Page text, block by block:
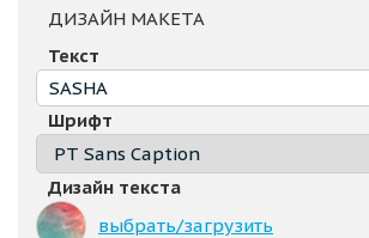
ДИЗАЙН МАКЕТА
Текст
Шрифт
Дизайн текста
выбрать/загрузить